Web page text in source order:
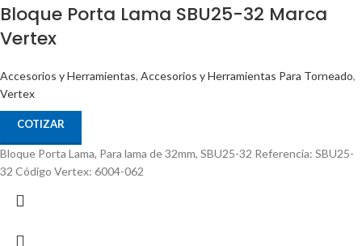
Bloque Porta Lama SBU25-32 Marca
Vertex
Accesorios y Herramientas, Accesorios y Herramientas Para Torneado,
Vertex
COTIZAR
Bloque Porta Lama, Para lama de 32mm, SBU25-32 Referencia: SBU25-
32 Código Vertex: 6004-062